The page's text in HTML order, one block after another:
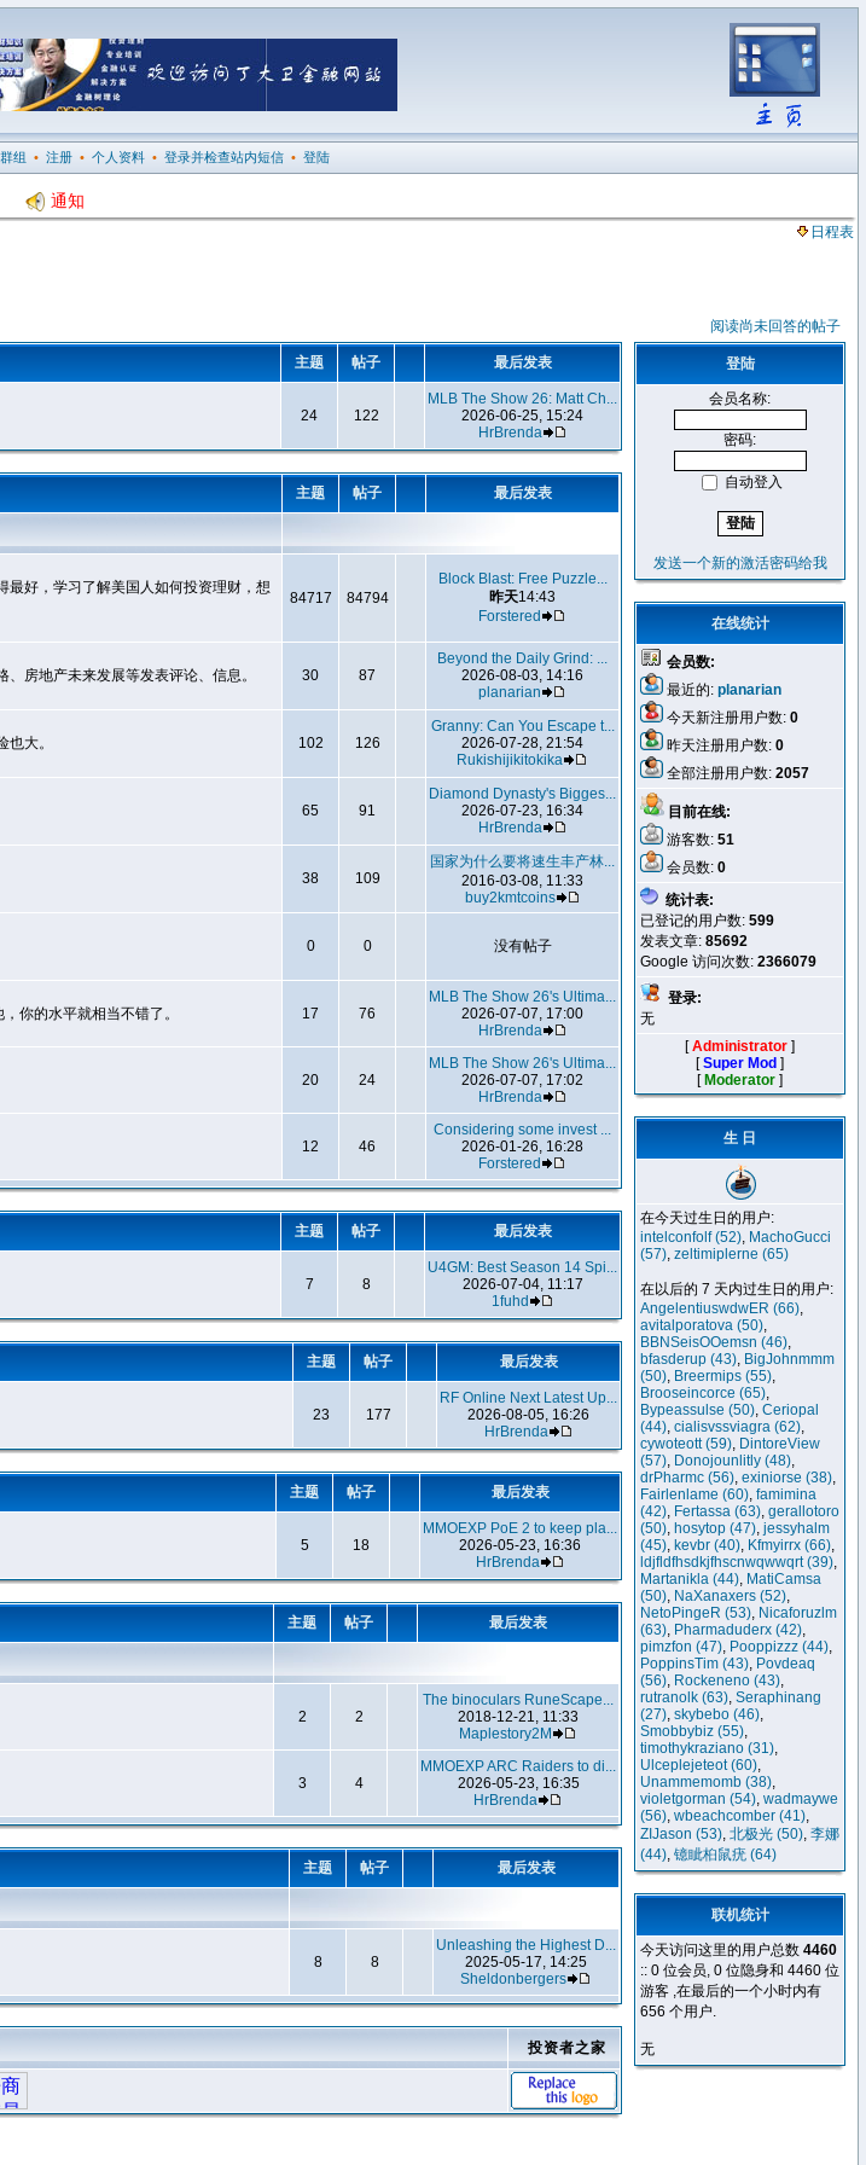
组 • 注册 • 个人资料 • 登录并检查站内短信 • 登陆
通知
日程表
阅读尚未回答的帖子
主题 帖子
最后发表
24
122
MLB The Show 26: Matt Ch...
2026-06-25, 15:24
HrBrenda
主题 帖子 最后发表
最好，学习了解美国人如何投资理财，想
84717 84794
Block Blast: Free Puzzle...
昨天14:43
Forstered
房地产未来发展等发表评论、信息。
30 87
Beyond the Daily Grind: ...
2026-08-03, 14:16
planarian
大。
102 126
Granny: Can You Escape t...
2026-07-28, 21:54
Rukishijikitokika
65 91
Diamond Dynasty's Bigges...
2026-07-23, 16:34
HrBrenda
38 109
国家为什么要将速生丰产林...
2016-03-08, 11:33
buy2kmtcoins
0 0 没有帖子
你的水平就相当不错了。
17 76
MLB The Show 26's Ultima...
2026-07-07, 17:00
HrBrenda
20 24
MLB The Show 26's Ultima...
2026-07-07, 17:02
HrBrenda
12 46
Considering some invest ...
2026-01-26, 16:28
Forstered
主题 帖子
最后发表
7 8
U4GM: Best Season 14 Spi...
2026-07-04, 11:17
1fuhd
主题 帖子
最后发表
23 177
RF Online Next Latest Up...
2026-08-05, 16:26
HrBrenda
主题 帖子
最后发表
5
18
MMOEXP PoE 2 to keep pla...
2026-05-23, 16:36
HrBrenda
主题 帖子 最后发表
2 2
The binoculars RuneScape...
2018-12-21, 11:33
Maplestory2M
3 4
MMOEXP ARC Raiders to di...
2026-05-23, 16:35
HrBrenda
主题 帖子 最后发表
8
8
Unleashing the Highest D...
2025-05-17, 14:25
Sheldonbergers
投资者之家
登陆
会员名称:
密码:
自动登入
发送一个新的激活密码给我
在线统计
会员数:
最近的: planarian
今天新注册用户数: 0
昨天注册用户数: 0
全部注册用户数: 2057
目前在线:
游客数: 51
会员数: 0
统计表:
已登记的用户数: 599
发表文章: 85692
Google 访问次数: 2366079
登录:
无
[Administrator ]
[Super Mod ]
[ Moderator ]
生 日
在今天过生日的用户:
intelconfolf(52), MachoGucci
(57), zeltimiplerne (65)
在以后的 7 天内过生日的用户:
AngelentiuswdwER (66),
avitalporatova (50),
BBNSeisOOemsn (46),
bfasderup (43), BigJohnmmm
(50), Breermips (55),
Brooseincorce (65),
Bypeassulse (50), Ceriopal
(44), cialisvssviagra (62),
cywoteott(59), DintoreView
(57), Donojounlitly (48),
drPharmc (56), exiniorse (38),
Fairlenlame (60), famimina
(42), Fertassa (63), gerallotoro
(50), hosytop (47), jessyhalm
(45), kevbr (40), Kfmyirrx (66),
ldjfldfhsdkjfhscnwqwwqrt(39),
Martanikla (44), MatiCamsa
(50), NaXanaxers (52),
NetoPingeR (53), Nicaforuzlm
(63), Pharmaduderx (42),
pimzfon (47), Pooppizzz (44),
PoppinsTim (43), Povdeaq
(56), Rockeneno (43),
rutranolk (63), Seraphinang
(27), skybebo (46),
Smobbybiz (55),
timothykraziano (31),
Ulceplejeteot(60),
Unammemomb (38),
violetgorman (54), wadmaywe
(56), wbeachcomber (41),
ZIJason (53), 北极光 (50), 李娜
(44), 镱眦桕鼠疣 (64)
联机统计
今天访问这里的用户总数 4460
:: 0 位会员, 0 位隐身和 4460 位
游客 ,在最后的一个小时内有
656 个用户.
无